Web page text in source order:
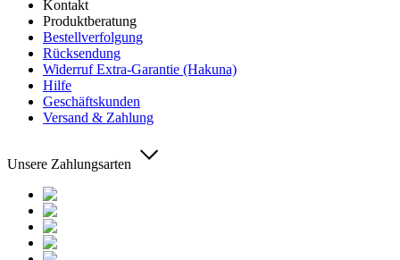
Kontakt
Produktberatung
Bestellverfolgung
Rücksendung
Widerruf Extra-Garantie (Hakuna)
Hilfe
Geschäftskunden
Versand & Zahlung
Unsere Zahlungsarten